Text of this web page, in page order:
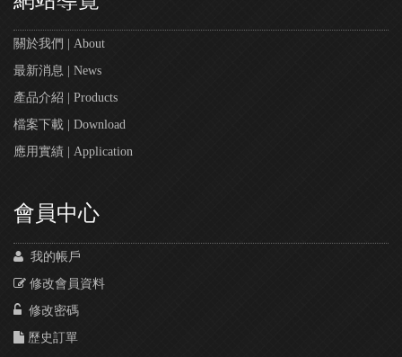
關於我們 | About
最新消息 | News
產品介紹 | Products
檔案下載 | Download
應用實績 | Application
會員中心
我的帳戶
修改會員資料
修改密碼
歷史訂單